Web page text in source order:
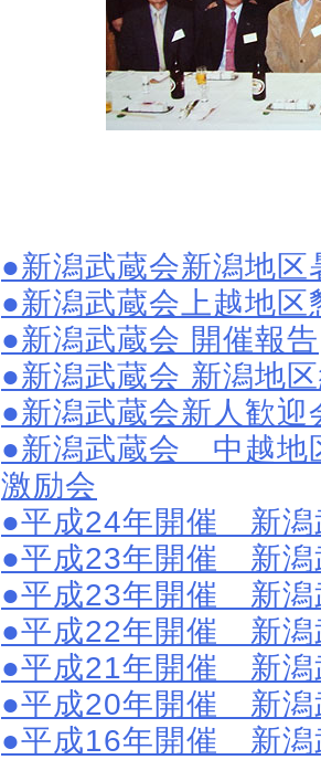
●新潟武蔵会新潟地
●新潟武蔵会上越地
●新潟武蔵会 開催報告
●新潟武蔵会 新潟地
●新潟武蔵会新人歓迎
●新潟武蔵会 中越地
激励会
●平成24年開催 新潟
●平成23年開催 新
●平成23年開催 新潟
●平成22年開催 新潟
●平成21年開催 新潟
●平成20年開催 新潟
●平成16年開催 新潟